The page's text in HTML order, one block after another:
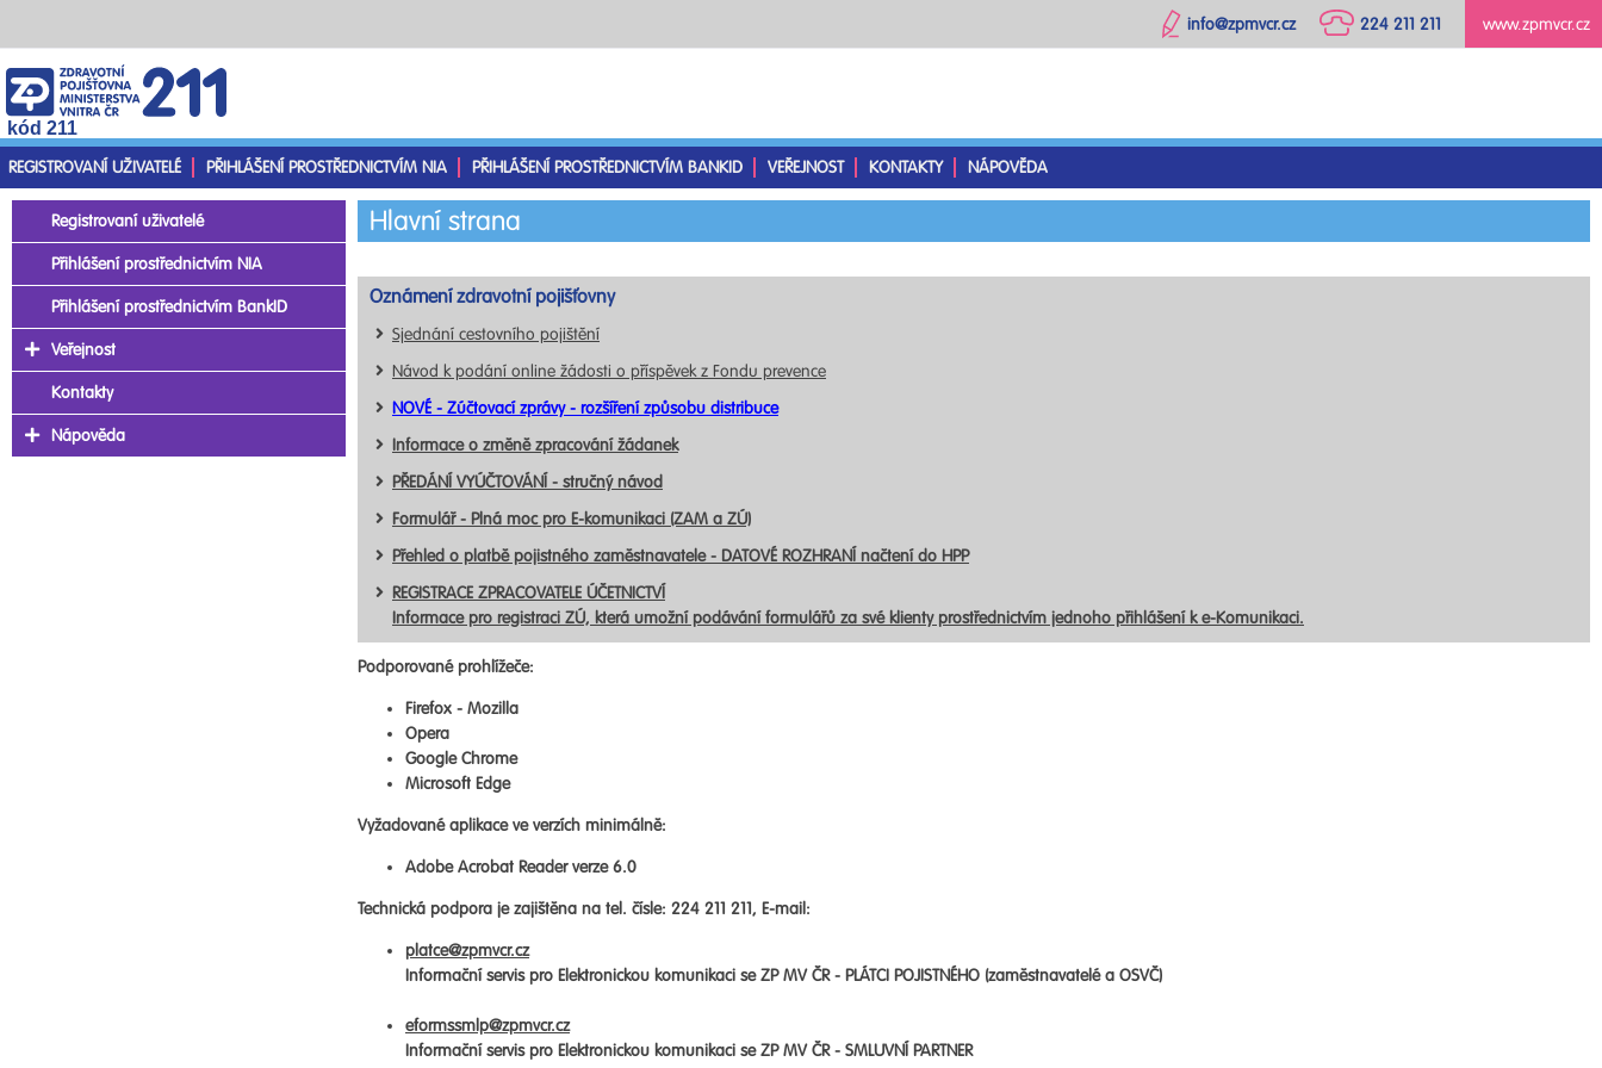
www.zpmvcr.cz
224 211 211
info@zpmvcr.cz
kód 211
REGISTROVANÍ UŽIVATELÉ
PŘIHLÁŠENÍ PROSTŘEDNICTVÍM NIA PŘIHLÁŠENÍ PROSTŘEDNICTVÍM BANKID VEŘEJNOST KONTAKTY NÁPOVĚDA
Hlavní strana
Oznámení zdravotní pojišťovny
Sjednání cestovního pojištění
Návod k podání online žádosti o příspěvek z Fondu prevence
NOVÉ - Zúčtovací zprávy - rozšíření způsobu distribuce
Informace o změně zpracování žádanek
PŘEDÁNÍ VYÚČTOVÁNÍ - stručný návod
Formulář - Plná moc pro E-komunikaci (ZAM a ZÚ)
Přehled o platbě pojistného zaměstnavatele - DATOVÉ ROZHRANÍ načtení do HPP
REGISTRACE ZPRACOVATELE ÚČETNICTVÍ
Informace pro registraci ZÚ, která umožní podávání formulářů za své klienty prostřednictvím jednoho přihlášení k e-Komunikaci.
Podporované prohlížeče:
Firefox - Mozilla
Opera
Google Chrome
Microsoft Edge
Vyžadované aplikace ve verzích minimálně:
Adobe Acrobat Reader verze 6.0
Technická podpora je zajištěna na tel. čísle: 224 211 211, E-mail:
platce@zpmvcr.cz
Informační servis pro Elektronickou komunikaci se ZP MV ČR - PLÁTCI POJISTNÉHO (zaměstnavatelé a OSVČ)
eformssmlp@zpmvcr.cz
Informační servis pro Elektronickou komunikaci se ZP MV ČR - SMLUVNÍ PARTNER
Registrovaní uživatelé
Přihlášení prostřednictvím NIA
Přihlášení prostřednictvím BankID
Veřejnost
Kontakty
Nápověda